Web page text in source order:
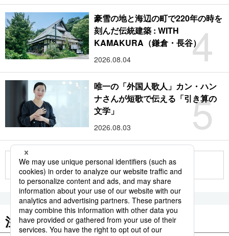
4
豪雪の地と海辺の町で220年の時を
刻んだ伝統建築 : WITH
KAMAKURA（鎌倉・長谷）
2026.08.04
5
唯一の「外国人歌人」カン・ハン
ナさんが短歌で伝える「引き算の
文学」
2026.08.03
もっと見る
注目のキーワード